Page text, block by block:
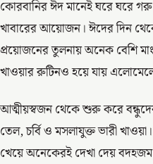
কোরবানির ঈদ মানেই ঘরে ঘরে গরু
খাবারের আয়োজন। ঈদের দিন
প্রয়োজনের তুলনায় অনেক বেশি
খাওয়ার রুটিনও হয়ে যায়
আত্মীয়স্বজন থেকে শুরু করে
তেল, চর্বি ও মসলাযুক্ত ভারী
খেয়ে অনেকেরই দেখা দেয়